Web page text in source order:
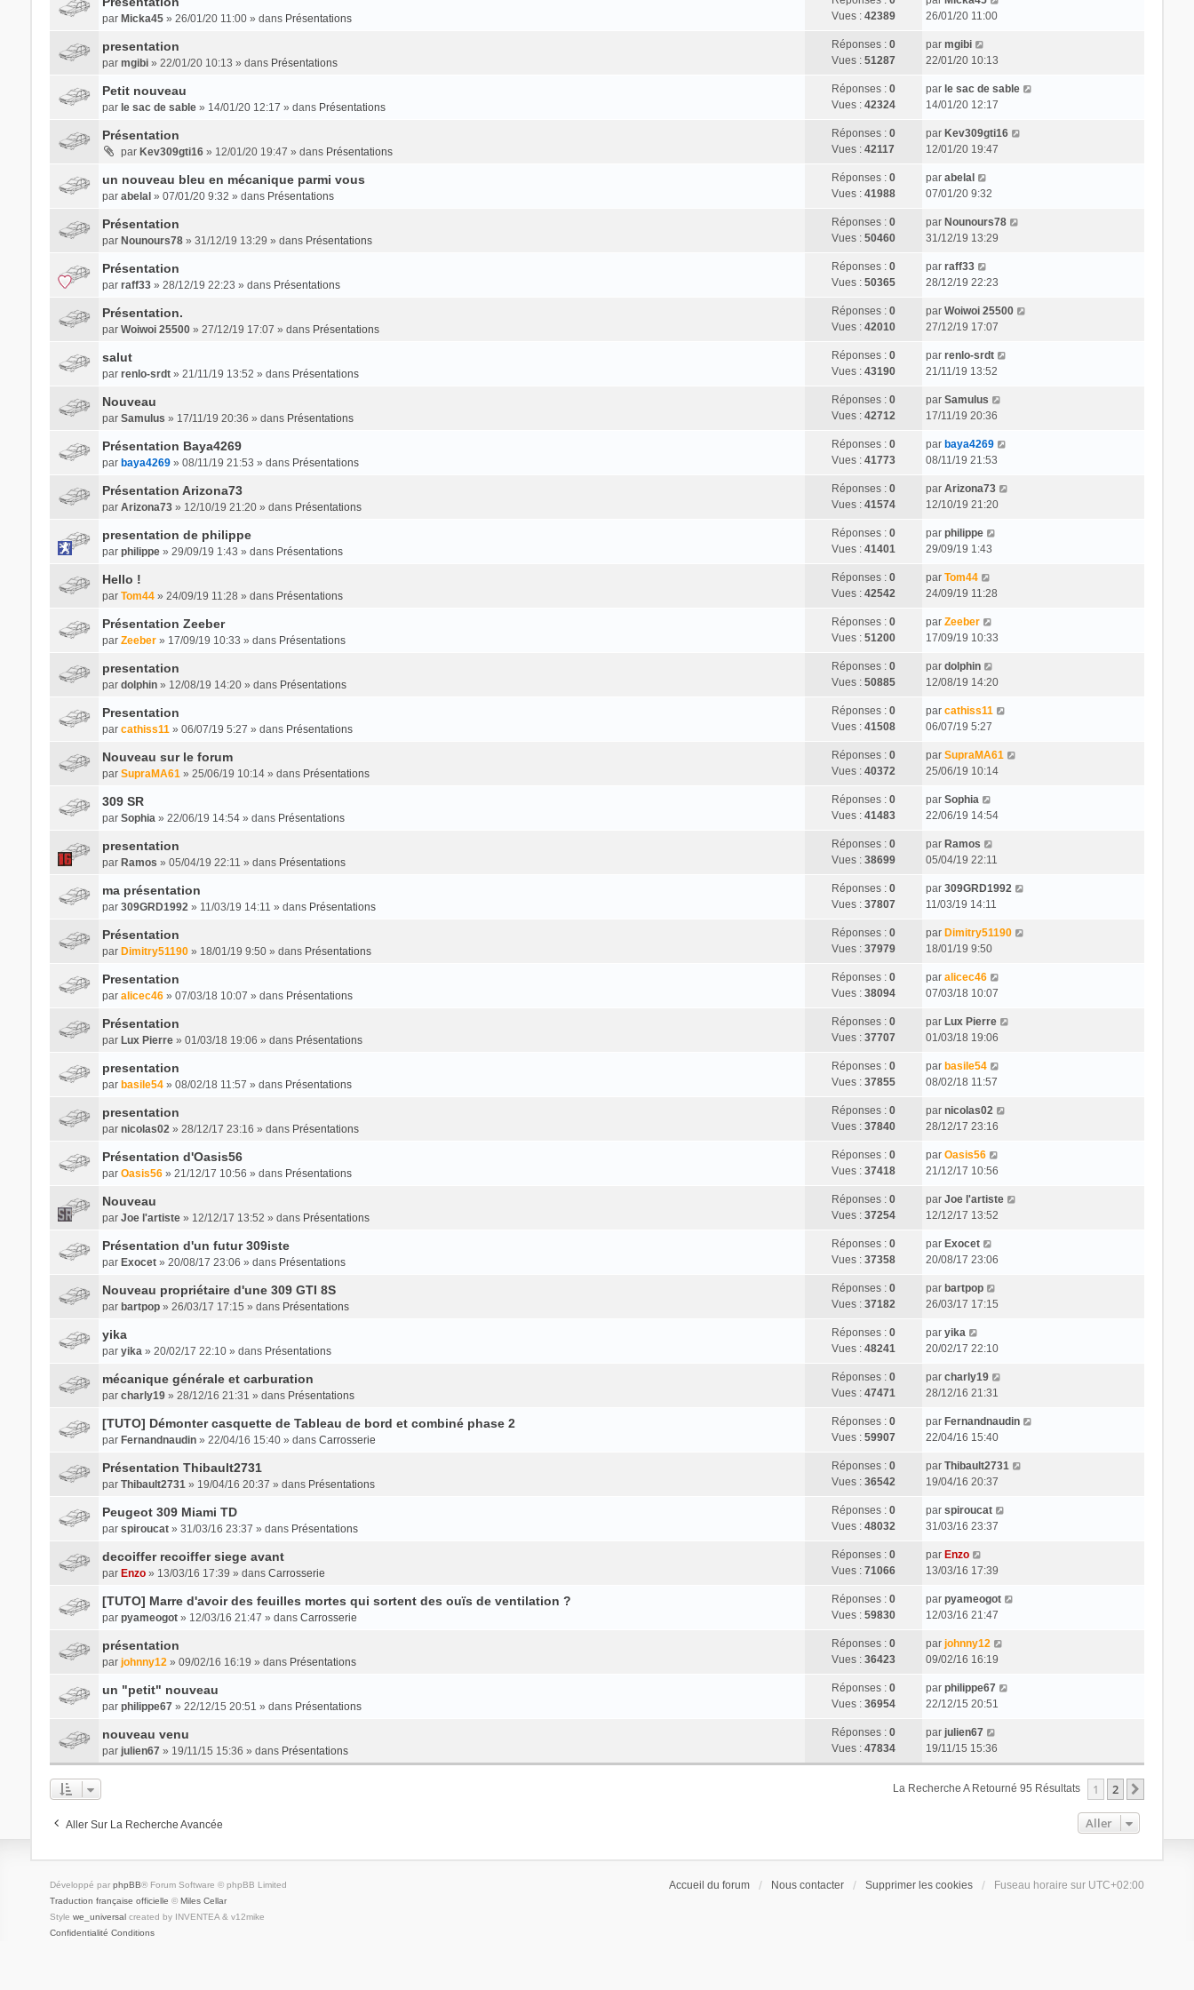
par Micka45» 26/01/20 11:00 » dans Présentations
Vues : 42389
26/01/20 11:00
presentation
par mgibi» 22/01/20 10:13 » dans Présentations
Réponses : 0
Vues : 51287
par mgibi
22/01/20 10:13
Petit nouveau
par le sac de sable» 14/01/20 12:17 » dans Présentations
Réponses : 0
Vues : 42324
par le sac de sable
14/01/20 12:17
Présentation
par Kev309gti16» 12/01/20 19:47 » dans Présentations
Réponses : 0
Vues :42117
par Kev309gti16
12/01/20 19:47
un nouveau bleu en mécanique parmi vous
par abelal» 07/01/20 9:32 » dans Présentations
Réponses : 0
Vues : 41988
par abelal
07/01/20 9:32
Présentation
par Nounours78» 31/12/19 13:29 » dans Présentations
Réponses : 0
Vues : 50460
par Nounours78
31/12/19 13:29
Présentation
par raff33» 28/12/19 22:23 » dans Présentations
Réponses : 0
Vues : 50365
par raff33
28/12/19 22:23
Présentation.
par Woiwoi 25500» 27/12/19 17:07 » dans Présentations
Réponses : 0
Vues : 42010
par Woiwoi 25500
27/12/19 17:07
salut
par renlo-srdt» 21/11/19 13:52 » dans Présentations
Réponses : 0
Vues : 43190
par renlo-srdt
21/11/19 13:52
Nouveau
par Samulus » 17/11/19 20:36 » dans Présentations
Réponses : 0
Vues : 42712
par Samulus
17/11/19 20:36
Présentation Baya4269
par baya4269» 08/11/19 21:53 » dans Présentations
Réponses : 0
Vues : 41773
par baya4269
08/11/19 21:53
Présentation Arizona73
par Arizona73» 12/10/19 21:20 » dans Présentations
Réponses : 0
Vues : 41574
par Arizona73
12/10/19 21:20
presentation de philippe
par philippe» 29/09/19 1:43 » dans Présentations
Réponses : 0
Vues : 41401
par philippe
29/09/19 1:43
Hello !
par Tom44» 24/09/19 11:28 » dans Présentations
Réponses : 0
Vues : 42542
par Tom44
24/09/19 11:28
Présentation Zeeber
par Zeeber» 17/09/19 10:33 » dans Présentations
Réponses : 0
Vues : 51200
par Zeeber
17/09/19 10:33
presentation
par dolphin» 12/08/19 14:20 » dans Présentations
Réponses : 0
Vues : 50885
par dolphin
12/08/19 14:20
Presentation
par cathiss11» 06/07/19 5:27 » dans Présentations
Réponses : 0
Vues : 41508
par cathiss11
06/07/19 5:27
Nouveau sur le forum
par SupraMA61» 25/06/19 10:14 » dans Présentations
Réponses : 0
Vues : 40372
par SupraMA61
25/06/19 10:14
309 SR
par Sophia» 22/06/19 14:54 » dans Présentations
Réponses : 0
Vues : 41483
par Sophia
22/06/19 14:54
presentation
par Ramos » 05/04/19 22:11 » dans Présentations
Réponses : 0
Vues : 38699
par Ramos
05/04/19 22:11
ma présentation
par 309GRD1992» 11/03/19 14:11 » dans Présentations
Réponses : 0
Vues : 37807
par 309GRD1992
11/03/19 14:11
Présentation
par Dimitry51190» 18/01/19 9:50 » dans Présentations
Réponses : 0
Vues : 37979
par Dimitry51190
18/01/19 9:50
Presentation
par alicec46» 07/03/18 10:07 » dans Présentations
Réponses : 0
Vues : 38094
par alicec46
07/03/18 10:07
Présentation
par Lux Pierre» 01/03/18 19:06 » dans Présentations
Réponses : 0
Vues : 37707
par Lux Pierre
01/03/18 19:06
presentation
par basile54» 08/02/18 11:57 » dans Présentations
Réponses : 0
Vues : 37855
par basile54
08/02/18 11:57
presentation
par nicolas02» 28/12/17 23:16 » dans Présentations
Réponses : 0
Vues : 37840
par nicolas02
28/12/17 23:16
Présentation d'Oasis56
par Oasis56» 21/12/17 10:56 » dans Présentations
Réponses : 0
Vues : 37418
par Oasis56
21/12/17 10:56
Nouveau
par Joe l'artiste» 12/12/17 13:52 » dans Présentations
Réponses : 0
Vues : 37254
par Joe l'artiste
12/12/17 13:52
Présentation d'un futur 309iste
par Exocet» 20/08/17 23:06 » dans Présentations
Réponses : 0
Vues : 37358
par Exocet
20/08/17 23:06
Nouveau propriétaire d'une 309 GTI 8S
par bartpop» 26/03/17 17:15 » dans Présentations
Réponses : 0
Vues : 37182
par bartpop
26/03/17 17:15
yika
par yika» 20/02/17 22:10 » dans Présentations
Réponses : 0
Vues : 48241
par yika
20/02/17 22:10
mécanique générale et carburation
par charly19» 28/12/16 21:31 » dans Présentations
Réponses : 0
Vues : 47471
par charly19
28/12/16 21:31
[TUTO] Démonter casquette de Tableau de bord et combiné phase 2
par Fernandnaudin» 22/04/16 15:40 » dans Carrosserie
Réponses : 0
Vues : 59907
par Fernandnaudin
22/04/16 15:40
Présentation Thibault2731
par Thibault2731» 19/04/16 20:37 » dans Présentations
Réponses : 0
Vues : 36542
par Thibault2731
19/04/16 20:37
Peugeot 309 Miami TD
par spiroucat» 31/03/16 23:37 » dans Présentations
Réponses : 0
Vues : 48032
par spiroucat
31/03/16 23:37
decoiffer recoiffer siege avant
par Enzo» 13/03/16 17:39 » dans Carrosserie
Réponses : 0
Vues : 71066
par Enzo
13/03/16 17:39
[TUTO] Marre d'avoir des feuilles mortes qui sortent des ouïs de ventilation ?
par pyameogot» 12/03/16 21:47 » dans Carrosserie
Réponses : 0
Vues : 59830
par pyameogot
12/03/16 21:47
présentation
par johnny12» 09/02/16 16:19 » dans Présentations
Réponses : 0
Vues : 36423
par johnny12
09/02/16 16:19
un "petit" nouveau
par philippe67» 22/12/15 20:51 » dans Présentations
Réponses : 0
Vues : 36954
par philippe67
22/12/15 20:51
nouveau venu
par julien67» 19/11/15 15:36 » dans Présentations
Réponses : 0
Vues : 47834
par julien67
19/11/15 15:36
La Recherche A Retourné 95 Résultats 1 2
Aller Sur La Recherche Avancée Aller
Accueil du forum Nous contacter Supprimer les cookies Fuseau horaire sur UTC+02:00
Développé par phpBB® Forum Software © phpBB Limited
Traduction française officielle © Miles Cellar
Style we_universalcreated by INVENTEA & v12mike
Confidentialité Conditions